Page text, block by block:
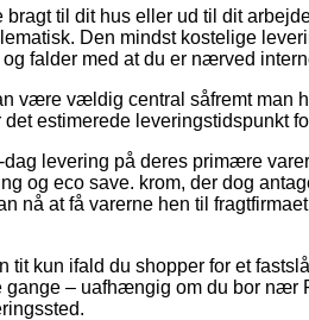
til dit hus eller ud til dit
Den mindst kostelige
falder med at du er nærved
være vældig central såfremt man
estimerede leveringstidspunkt
levering på deres primære
og eco save. krom, der dog
nå at få varerne hen til
tit kun ifald du shopper for et
– uafhængig om du bor nær